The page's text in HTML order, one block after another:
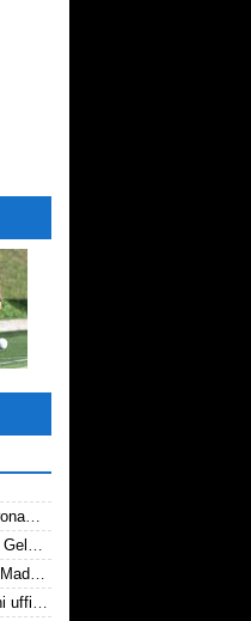
Davide Carrara lancia la Juvenes United: "Il coronamento di un progetto, nove ragazzi del 2007 in prima squadra"
Schalke 04-Atalanta, i 26 convocati di Sarri per Gelsenkirchen
Rivivi SCHALKE 04-ATALANTA Frana Gomme Madone, 0-3
Amichevole / Schalke 04-Atalanta, le formazioni ufficiali